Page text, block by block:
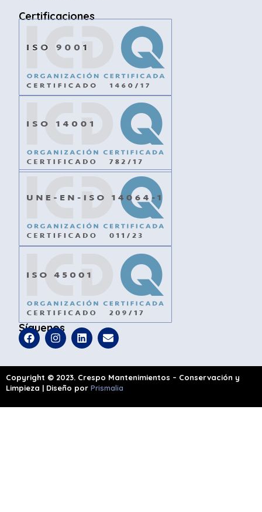
Certificaciones
Síguenos
Copyright © 2023. Crespo Mantenimientos – Conservación y
Limpieza | Diseño por Prismalia